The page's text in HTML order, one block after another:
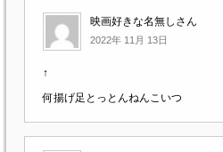
映画好きな名無しさん
2022年 11月 13日
↑
何揚げ足とっとんねんこいつ